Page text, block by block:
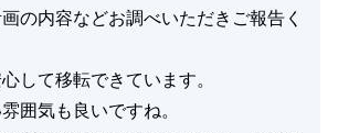
の内容などお調べいただきご報告く
して移転できています。
囲気も良いですね。